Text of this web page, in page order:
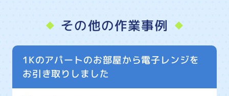
その他の作業事例
1Kのアパートのお部屋から電子レンジを
お引き取りしました